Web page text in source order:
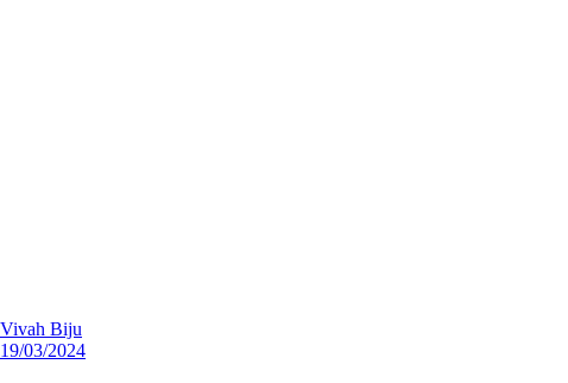
Vivah Biju
19/03/2024